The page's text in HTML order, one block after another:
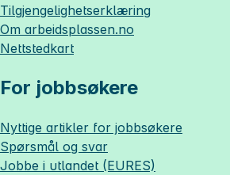
Tilgjengelighetserklæring
Om arbeidsplassen.no
Nettstedkart
For jobbsøkere
Nyttige artikler for jobbsøkere
Spørsmål og svar
Jobbe i utlandet (EURES)